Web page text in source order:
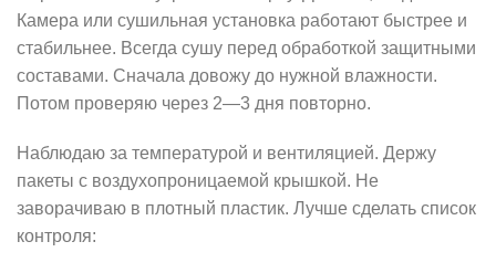
Камера или сушильная установка работают быстрее и
стабильнее. Всегда сушу перед обработкой защитными
составами. Сначала довожу до нужной влажности.
Потом проверяю через 2—3 дня повторно.
Наблюдаю за температурой и вентиляцией. Держу
пакеты с воздухопроницаемой крышкой. Не
заворачиваю в плотный пластик. Лучше сделать список
контроля: